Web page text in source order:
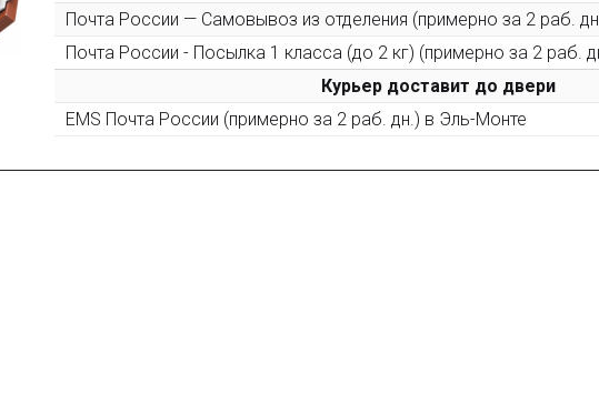
Пришлите фото поэтапной сборки купленного конструктора и получите
10% при покупке следующего набора (не дороже 10 000 рублей).
за текстовый отзыв или 100₽ за отзыв с фото.
Почта России — Самовывоз из отделения (примерно за 2 раб.
Почта России - Посылка 1 класса (до 2 кг) (примерно за 2 раб.
Курьер доставит до двери
EMS Почта России (примерно за 2 раб. дн.) в Эль-Монте